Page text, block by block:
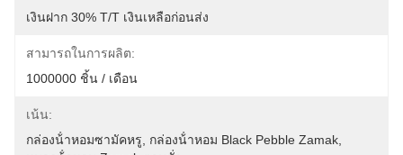
เงินฝาก 30% T/T เงินเหลือก่อนส่ง
สามารถในการผลิต:
1000000 ชิ้น / เดือน
เน้น:
กล่องน้ําหอมซามัคหรู
กล่องน้ําหอม Black Pebble Zamak